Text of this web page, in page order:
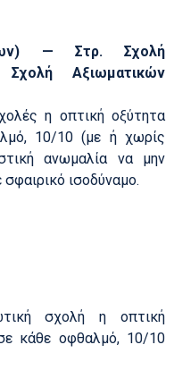
— Στρ. Σχολή
Αξιωματικών
η οπτική οξύτητα
10/10 (με ή χωρίς
ανωμαλία να μην
ισοδύναμο.
σχολή η οπτική
κάθε οφθαλμό, 10/10